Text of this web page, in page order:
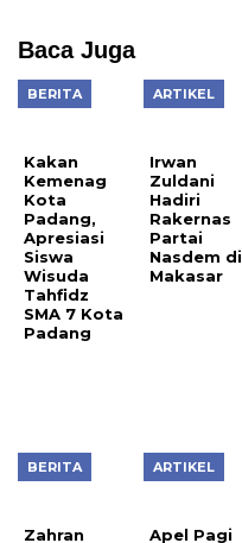
Baca Juga
BERITA
Kakan
Kemenag
Kota
Padang,
Apresiasi
Siswa
Wisuda
Tahfidz
SMA 7 Kota
Padang
ARTIKEL
Irwan
Zuldani
Hadiri
Rakernas
Partai
Nasdem di
Makasar
BERITA
Zahran
ARTIKEL
Apel Pagi